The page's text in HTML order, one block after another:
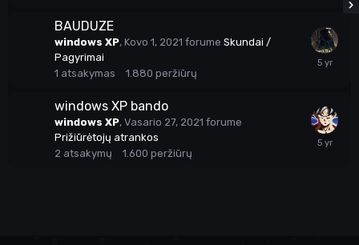
BAUDUZE
windows XP, Kovo 1, 2021 forume Skundai /
Pagyrimai
1 atsakymas 1.880 peržiūrų
windows XP bando
windows XP, Vasario 27, 2021 forume
Prižiūrėtojų atrankos
2 atsakymų 1.600 peržiūrų